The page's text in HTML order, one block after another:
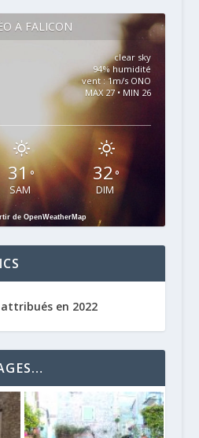
À FALICON
clear sky
94% humidité
vent : 1m/s ONO
MAX 27 • MIN 26
31°
SAM
32°
DIM
de OpenWeatherMap
en 2022